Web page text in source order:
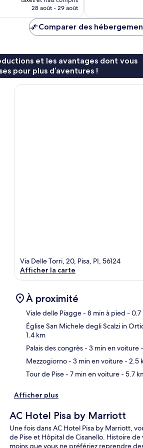
prix
de
99 €
28 août - 29 août
Comparer des
et les avantages dont vous
pour plus d’aventures !
Via Delle Torri, 20, Pisa, PI, 56124
Afficher la carte
À proximité
Viale delle Piagge- 8 min à pied - 0.7
Église San Michele degli Scalzi in
1.4 km
Palais des congrès- 3 min en voiture
Mezzogiorno- 3 min en voiture- 2.5
Tour de Pise- 7 min en voiture- 5.7
Afficher plus
AC Hotel Pisa by Marriott
Une fois dans AC Hotel Pisa by Marriott,
de Pise et Hôpital de Cisanello. Histoire
moins que vous ne préfériez reprendre